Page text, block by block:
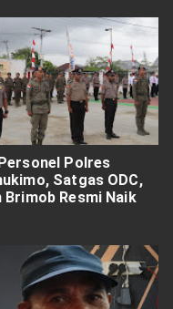
Polres
Satgas ODC,
Brimob Resmi Naik
Kapolres:
kepada